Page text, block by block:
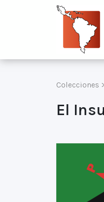
Colecciones >
El